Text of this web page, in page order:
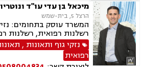
מיכאל בן עדי עו"ד
הרצל 5, בית-שמש
המשרד עוסק בתחומים:
רשלנות רפואית, רשלנות
תאונות עבודה, נזקי גוף,
עבודה , דיני ביטוח, דיני
עסקאות מכר דירה, נוטריון.
נזקי גוף ותאונות ,
רפואית